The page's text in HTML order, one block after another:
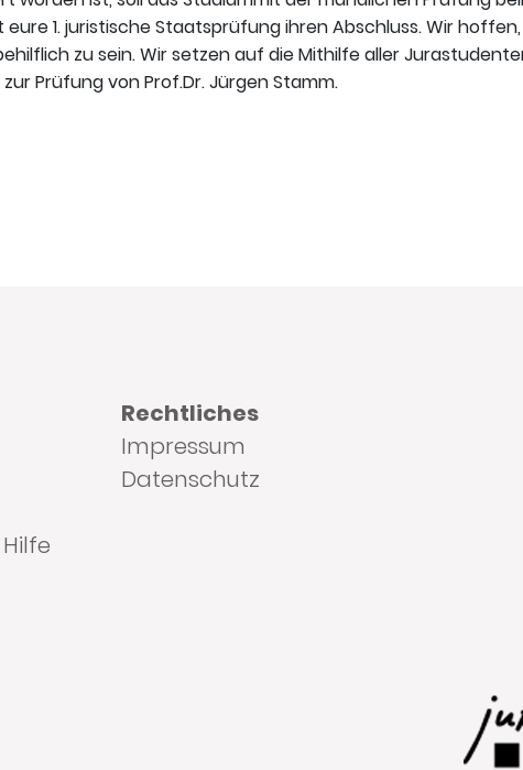
1. juristische Staatsprüfung ihren Abschluss. Wir
zu sein. Wir setzen auf die Mithilfe aller
Prüfung von Prof.Dr. Jürgen Stamm.
Rechtliches
Impressum
Datenschutz